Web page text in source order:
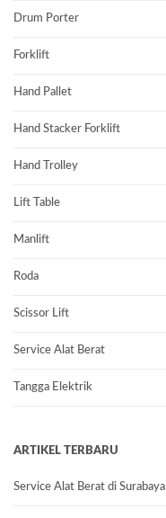
Drum Porter
Forklift
Hand Pallet
Hand Stacker Forklift
Hand Trolley
Lift Table
Manlift
Roda
Scissor Lift
Service Alat Berat
Tangga Elektrik
ARTIKEL TERBARU
Service Alat Berat di Surabaya